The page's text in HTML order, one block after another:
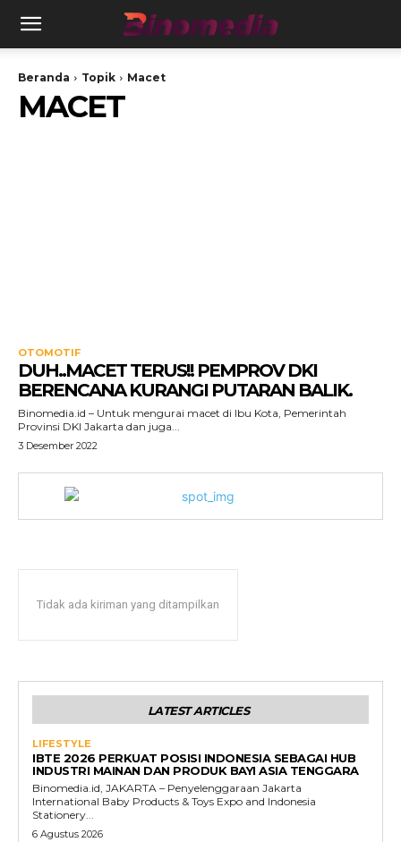
Beranda Topik Macet
MACET
OTOMOTIF
DUH..MACET TERUS!! PEMPROV DKI
BERENCANA KURANGI PUTARAN BALIK.
Binomedia.id – Untuk mengurai macet di Ibu Kota, Pemerintah
Provinsi DKI Jakarta dan juga...
3 Desember 2022
Tidak ada kiriman yang ditampilkan
LATEST ARTICLES
LIFESTYLE
IBTE 2026 PERKUAT POSISI INDONESIA SEBAGAI HUB
INDUSTRI MAINAN DAN PRODUK BAYI ASIA TENGGARA
Binomedia.id, JAKARTA – Penyelenggaraan Jakarta
International Baby Products & Toys Expo and Indonesia
Stationery...
6 Agustus 2026